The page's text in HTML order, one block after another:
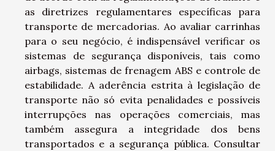
as diretrizes regulamentares específicas para
transporte de mercadorias. Ao avaliar carrinhas
para o seu negócio, é indispensável verificar os
sistemas de segurança disponíveis, tais como
airbags, sistemas de frenagem ABS e controle de
estabilidade. A aderência estrita à legislação de
transporte não só evita penalidades e possíveis
interrupções nas operações comerciais, mas
também assegura a integridade dos bens
transportados e a segurança pública. Consultar